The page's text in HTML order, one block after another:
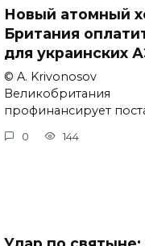
Новый атомный
Британия
для украинских
© A. Krivonosov
Великобритания
профинансирует
0 144